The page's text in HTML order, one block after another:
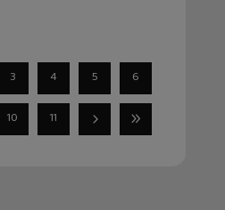
3 4 5 6
10 11